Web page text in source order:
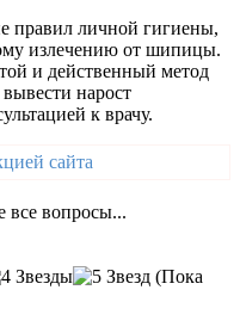
правил личной гигиены,
излечению от шипицы.
и действенный метод
нарост
к врачу.
сайта
все вопросы...
(Пока